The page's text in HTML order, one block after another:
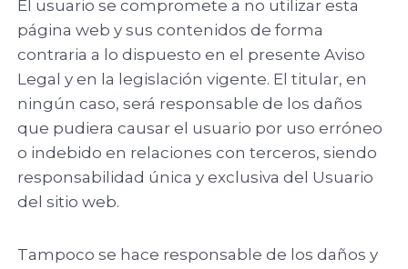
El usuario se compromete a no utilizar esta
página web y sus contenidos de forma
contraria a lo dispuesto en el presente Aviso
Legal y en la legislación vigente. El titular, en
ningún caso, será responsable de los daños
que pudiera causar el usuario por uso erróneo
o indebido en relaciones con terceros, siendo
responsabilidad única y exclusiva del Usuario
del sitio web.
Tampoco se hace responsable de los daños y